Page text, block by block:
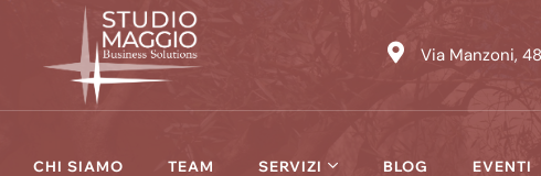
content
Via Manzoni,
CHI SIAMO TEAM SERVIZI BLOG EVENTI